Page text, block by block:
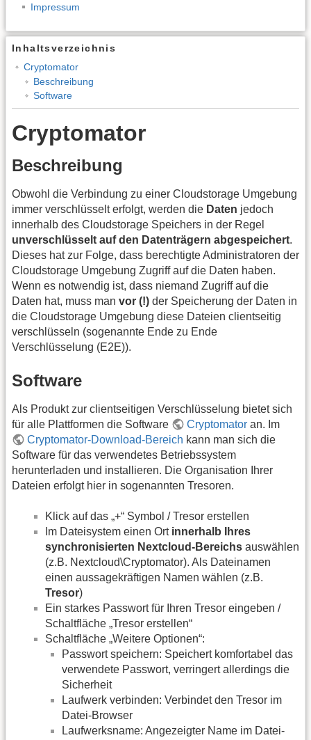
Impressum
Inhaltsverzeichnis
Cryptomator
Beschreibung
Software
Cryptomator
Beschreibung
Obwohl die Verbindung zu einer Cloudstorage Umgebung
immer verschlüsselt erfolgt, werden die Daten jedoch
innerhalb des Cloudstorage Speichers in der Regel
unverschlüsselt auf den Datenträgern abgespeichert.
Dieses hat zur Folge, dass berechtigte Administratoren der
Cloudstorage Umgebung Zugriff auf die Daten haben.
Wenn es notwendig ist, dass niemand Zugriff auf die
Daten hat, muss man vor (!) der Speicherung der Daten in
die Cloudstorage Umgebung diese Dateien clientseitig
verschlüsseln (sogenannte Ende zu Ende
Verschlüsselung (E2E)).
Software
Als Produkt zur clientseitigen Verschlüsselung bietet sich
für alle Plattformen die Software
Cryptomator an. Im
Cryptomator-Download-Bereich kann man sich die
Software für das verwendetes Betriebssystem
herunterladen und installieren. Die Organisation Ihrer
Dateien erfolgt hier in sogenannten Tresoren.
Klick auf das „+“ Symbol / Tresor erstellen
Im Dateisystem einen Ort innerhalb Ihres
synchronisierten Nextcloud-Bereichs auswählen
(z.B. Nextcloud\Cryptomator). Als Dateinamen
einen aussagekräftigen Namen wählen (z.B.
Tresor)
Ein starkes Passwort für Ihren Tresor eingeben /
Schaltfläche „Tresor erstellen“
Schaltfläche „Weitere Optionen“:
Passwort speichern: Speichert komfortabel das
verwendete Passwort, verringert allerdings die
Sicherheit
Laufwerk verbinden: Verbindet den Tresor im
Datei-Browser
Laufwerksname: Angezeigter Name im Datei-